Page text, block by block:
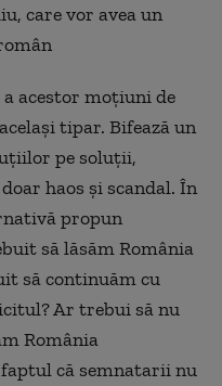
care vor avea un
acestor moțiuni de
tipar. Bifează un
pe soluţii,
haos şi scandal. În
propun
să lăsăm România
să continuăm cu
Ar trebui să nu
România
că semnatarii nu